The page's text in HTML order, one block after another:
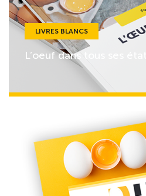
LIVRES BLANCS
L’oeuf dans tous ses états